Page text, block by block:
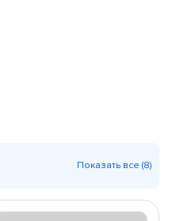
Показать все (8)